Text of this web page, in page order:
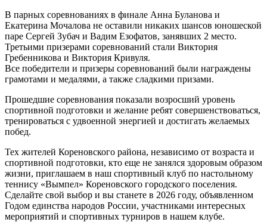
В парных соревнованиях в финале Анна Буланова и
Екатерина Мочалова не оставили никаких шансов юношеской
паре Сергей Зубач и Вадим Езофатов, занявших 2 место.
Третьими призерами соревнований стали Виктория
Гребенникова и Виктория Кривуля.
Все победители и призеры соревнований были награждены
грамотами и медалями, а также сладкими призами.
Прошедшие соревнования показали возросший уровень
спортивной подготовки и желание ребят совершенствоваться,
тренироваться с удвоенной энергией и достигать желаемых
побед.
Тех жителей Кореновского района, независимо от возраста и
спортивной подготовки, кто еще не занялся здоровым образом
жизни, приглашаем в наш спортивный клуб по настольному
теннису «Вымпел» Кореновского городского поселения.
Сделайте свой выбор и вы станете в 2026 году, объявленном
Годом единства народов России, участниками интересных
мероприятий и спортивных турниров в нашем клубе.